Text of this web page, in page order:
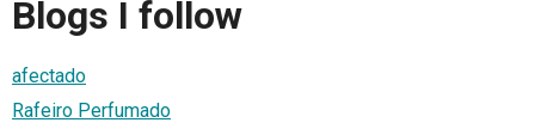
Blogs I follow
afectado
Rafeiro Perfumado